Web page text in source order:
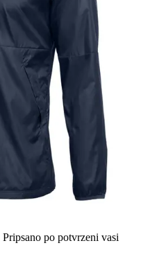
Pripsano po potvrzeni vasi